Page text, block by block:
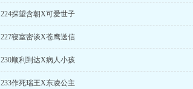
224探望含朝X可爱世子
227寝室密谈X苍鹰送信
230顺利到达X病人小孩
233作死瑞王X东凌公主